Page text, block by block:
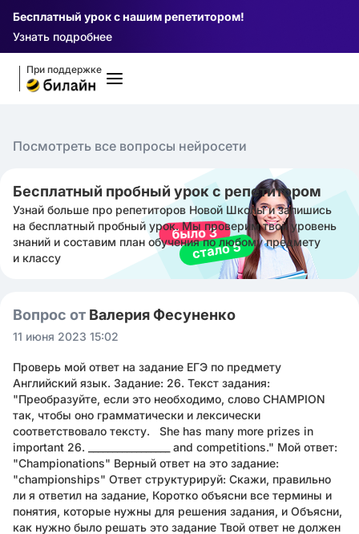
Бесплатный урок с нашим репетитором!
Узнать подробнее
При поддержке
Посмотреть все вопросы нейросети
Бесплатный пробный урок с репетитором
Узнай больше про репетиторов Новой Школы и запишись
на бесплатный пробный урок. Мы проверим твой уровень
знаний и составим план обучения по любому предмету
и классу
Вопрос от Валерия Фесуненко
11 июня 2023 15:02
Проверь мой ответ на задание ЕГЭ по предмету
Английский язык. Задание: 26. Текст задания:
"Преобразуйте, если это необходимо, слово CHAMPION
так, чтобы оно грамматически и лексически
соответствовало тексту. She has many more prizes in
important 26. _________________ and competitions." Мой ответ:
"Championations" Верный ответ на это задание:
"championships" Ответ структурируй: Скажи, правильно
ли я ответил на задание, Коротко объясни все термины и
понятия, которые нужны для решения задания, и Объясни,
как нужно было решать это задание Твой ответ не должен